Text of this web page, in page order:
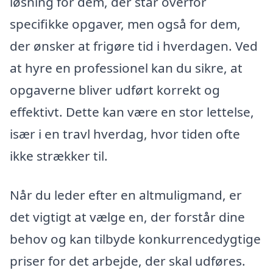
specifikke opgaver, men også for dem,
der ønsker at frigøre tid i hverdagen. Ved
at hyre en professionel kan du sikre, at
opgaverne bliver udført korrekt og
effektivt. Dette kan være en stor lettelse,
især i en travl hverdag, hvor tiden ofte
ikke strækker til.
Når du leder efter en altmuligmand, er
det vigtigt at vælge en, der forstår dine
behov og kan tilbyde konkurrencedygtige
priser for det arbejde, der skal udføres.